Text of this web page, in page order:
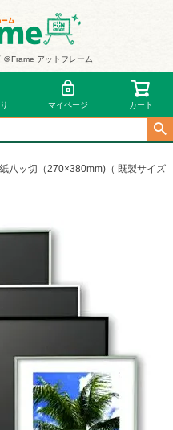
Frame アットフレーム
マイページ カート
ッ切（270×380mm)（ 既製サイズ